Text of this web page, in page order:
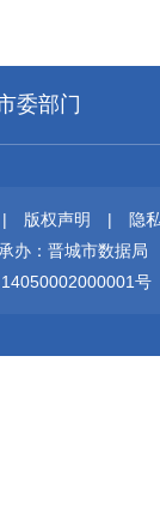
委部门
| 版权声明 |
隐
办：晋城市数据局
号